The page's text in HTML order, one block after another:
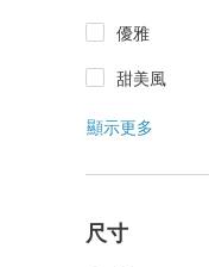
優雅
甜美風
顯示更多
尺寸